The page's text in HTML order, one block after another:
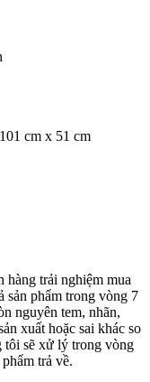
cm x 51 cm
hàng trải nghiệm mua
sản phẩm trong vòng 7
nguyên tem, nhãn,
xuất hoặc sai khác so
tôi sẽ xử lý trong vòng
trả về.